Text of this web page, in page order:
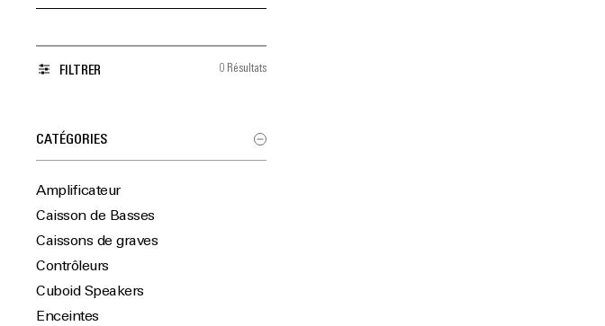
FILTRER 0 Résultats
CATÉGORIES
Amplificateur
Caisson de Basses
Caissons de graves
Contrôleurs
Cuboid Speakers
Enceintes